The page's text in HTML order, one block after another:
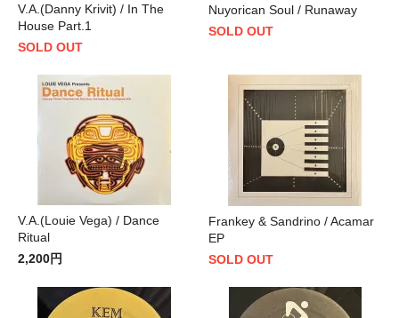
V.A.(Danny Krivit) / In The
House Part.1
SOLD OUT
Nuyorican Soul / Runaway
SOLD OUT
V.A.(Louie Vega) / Dance
Ritual
2,200円
Frankey & Sandrino / Acamar
EP
SOLD OUT